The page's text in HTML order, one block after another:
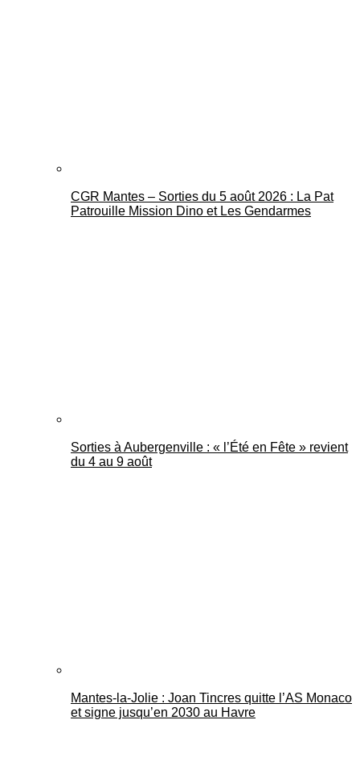
CGR Mantes – Sorties du 5 août 2026 : La Pat
Patrouille Mission Dino et Les Gendarmes
Sorties à Aubergenville : « l’Été en Fête » revient
du 4 au 9 août
Mantes-la-Jolie : Joan Tincres quitte l’AS Monaco
et signe jusqu’en 2030 au Havre